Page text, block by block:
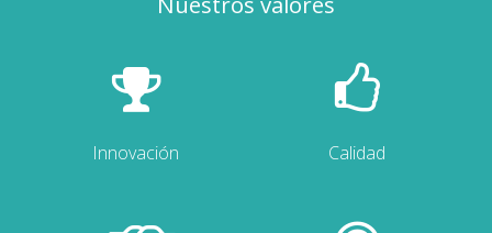
Innovación Calidad